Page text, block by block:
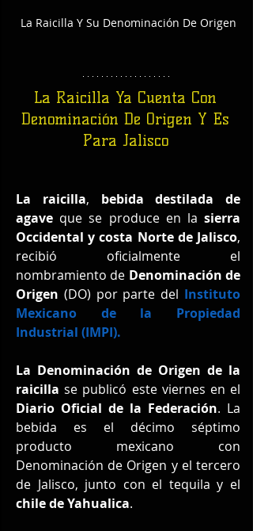
La Raicilla Y Su Denominación De Origen
La Raicilla Ya Cuenta Con
Denominación De Origen Y Es
Para Jalisco
La raicilla, bebida destilada de
agave que se produce en la sierra
Occidental y costa Norte de Jalisco,
recibió oficialmente el
nombramiento de Denominación de
Origen (DO) por parte del Instituto
Mexicano de la Propiedad
Industrial (IMPI).
La Denominación de Origen de la
raicilla
Diario Oficial de la Federación. La
bebida es el décimo séptimo
producto mexicano con
Denominación de Origen y el tercero
chile de Yahualica.